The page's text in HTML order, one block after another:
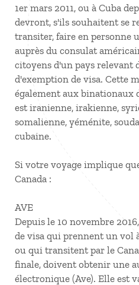
1er mars 2011, ou à Cuba
devront, s'ils souhaitent se
transiter, faire en personne
auprès du consulat
citoyens d'un pays relevant
d'exemption de visa. Cette
également aux binationaux
est iranienne, irakienne,
somalienne, yéménite,
cubaine.
Si votre voyage implique
Canada :
AVE
Depuis le 10 novembre
de visa qui prennent un vol
ou qui transitent par le
finale, doivent obtenir une
électronique (Ave). Elle est